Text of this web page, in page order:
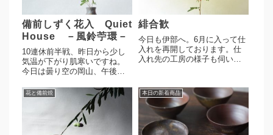
備前しずく花入 Quiet
House －風鈴苧環－
10連休前半戦、昨日から少し
気温が下がり肌寒いですね。
今日は曇り空の岡山、午後か
風鈴苧環の花が咲きました。
クワイエットハウスのしずく
花入れへ。シンプルなしずく
型の造形に面取りが施されて
おり小ぶりながら存在感のあ
緋合歓
今日も伊部へ。6月に入って仕
入れを再開しております。仕
入れ先の工房の様子も伺いな
たして今日はどんな備前焼に
出逢えるんでしょうかね。さ
て、緋合歓の花が咲きまし
た。ブラシ状の緋色の花が特
徴、夏...
花と備前焼 本日の新着商品